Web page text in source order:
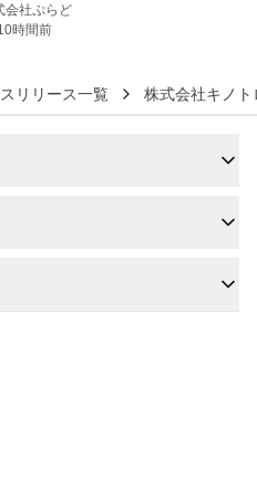
会社ぷらど
時間前
リリース一覧 株式会社キノ